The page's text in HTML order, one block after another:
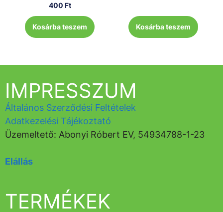
400 Ft
Kosárba teszem Kosárba teszem
TERMÉKEK
IMPRESSZUM
Általános Szerződési Feltételek
Adatkezelési Tájékoztató
Üzemeltető: Abonyi Róbert EV, 54934788-1-23
Elállás